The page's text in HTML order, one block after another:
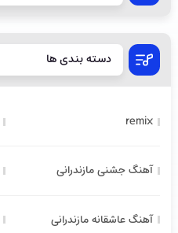
دسته بندی ها
remix
آهنگ جشنی مازندرانی
آهنگ عاشقانه مازندرانی